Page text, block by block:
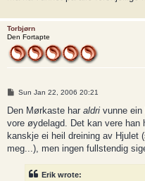
Torbjørn
Den Fortapte
P
s
Sun Jan 22, 2006 20:21
Den Mørkaste har aldri vunne
vore øydelagd. Det kan vere han
kanskje ei heil dreining av
meg...), men ingen fullstendig
Erik wrote: